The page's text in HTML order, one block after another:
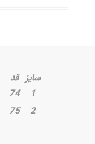
سایز قد
1
74
2
75